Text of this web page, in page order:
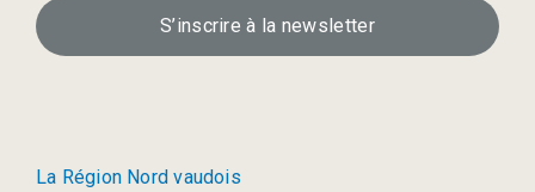
S’inscrire à la newsletter
La Région Nord vaudois